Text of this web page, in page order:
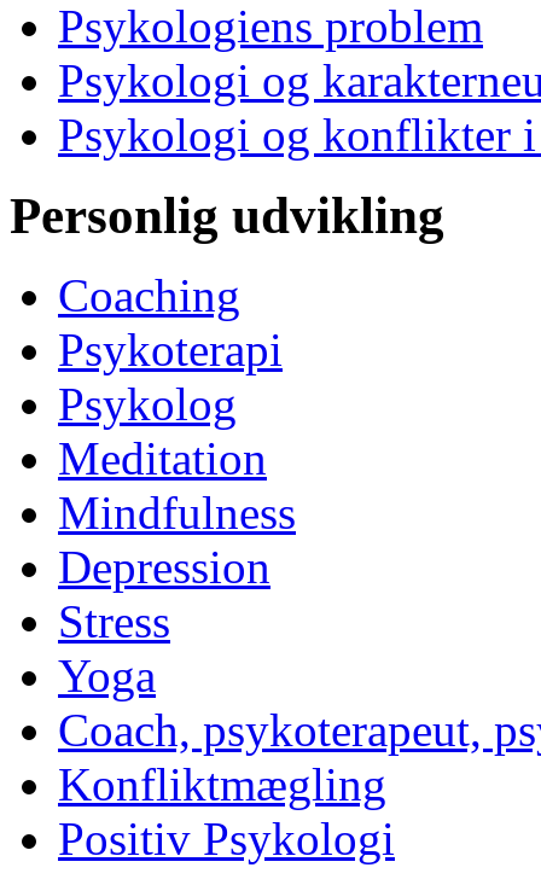
Psykologiens problem
Psykologi og
Psykologi og konflikter
Personlig udvikling
Coaching
Psykoterapi
Psykolog
Meditation
Mindfulness
Depression
Stress
Yoga
Coach, psykoterapeut,
Konfliktmægling
Positiv Psykologi